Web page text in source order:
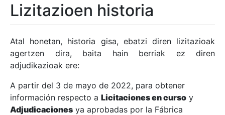
Erakutsi/Ezkutatu
Erakutsi/Ezkutatu
Erakutsi/Ezkutatu
Lizitazioen historia
Atal honetan, historia gisa, ebatzi diren lizitazioak
agertzen dira, baita hain berriak ez diren
adjudikazioak ere:
A partir del 3 de mayo de 2022, para obtener
información respecto a Licitaciones en curso y
Adjudicaciones ya aprobadas por la Fábrica